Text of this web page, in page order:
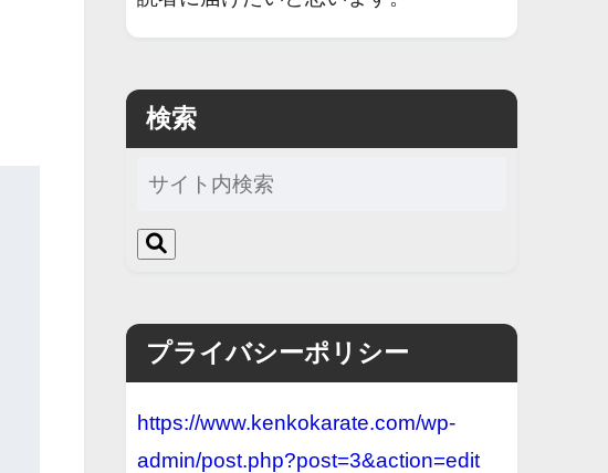
検索
プライバシーポリシー
https://www.kenkokarate.com/wp-
admin/post.php?post=3&action=edit